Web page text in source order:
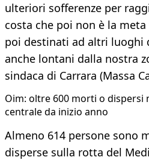
ulteriori sofferenze per
costa che poi non è la
poi destinati ad altri luoghi
anche lontani dalla nostra
sindaca di Carrara (Massa
Oim: oltre 600 morti o dispersi
centrale da inizio anno
Almeno 614 persone sono
disperse sulla rotta del